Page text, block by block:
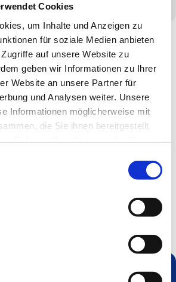
Cookies
um Inhalte und Anzeigen zu
für soziale Medien anbieten
auf unsere Website zu
geben wir Informationen zu Ihrer
Website an unsere Partner für
und Analysen weiter. Unsere
Informationen möglicherweise mit
die Sie ihnen bereitgestellt